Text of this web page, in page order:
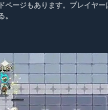
ページもあります。プレイヤ